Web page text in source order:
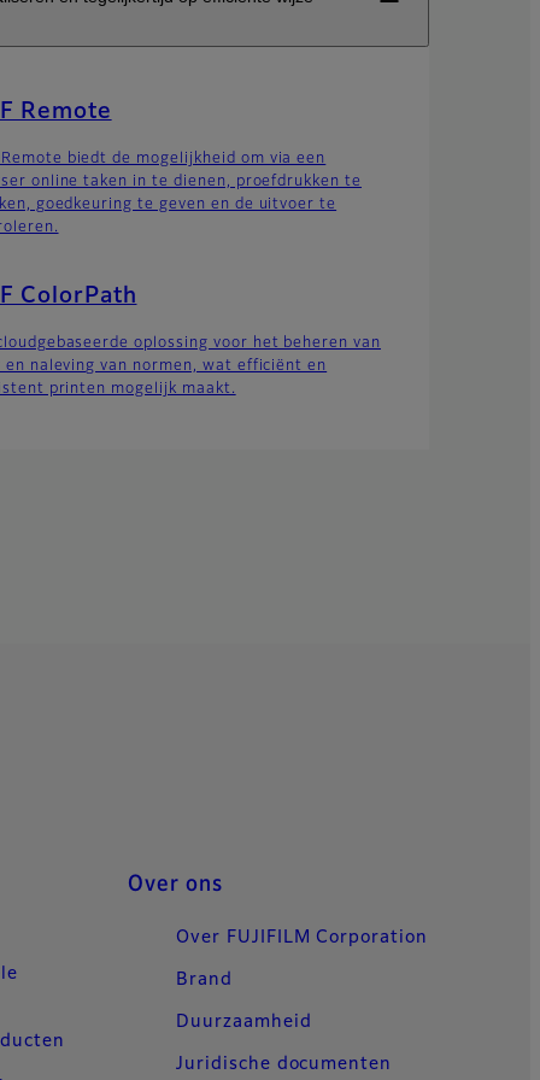
Remote
Remote biedt de mogelijkheid om via een
online taken in te dienen, proefdrukken te
goedkeuring te geven en de uitvoer te
ColorPath
oplossing voor het beheren van
en naleving van normen, wat efficiënt en
printen mogelijk maakt.
Over ons
Over FUJIFILM Corporation
Brand
Duurzaamheid
Juridische documenten